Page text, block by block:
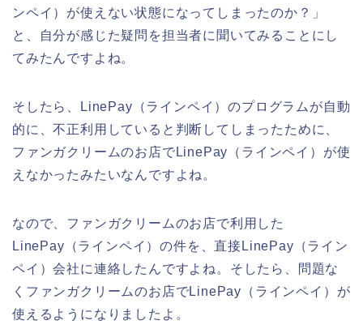
ンペイ）が使えない状態になってしまったのか？」
と、自分が感じた疑問を担当者に聞いてみることにし
てみたんですよね。
そしたら、LinePay（ラインペイ）のプログラムが自動
的に、不正利用していると判断してしまったために、
ファンガクリームのお店でLinePay（ラインペイ）が使
えなかったみたいなんですよね。
なので、ファンガクリームのお店で利用した
LinePay（ラインペイ）の件を、直接LinePay（ライン
ペイ）会社に連絡したんですよね。そしたら、問題な
くファンガクリームのお店でLinePay（ラインペイ）が
使えるようになりましたよ。